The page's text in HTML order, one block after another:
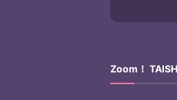
Zoom！